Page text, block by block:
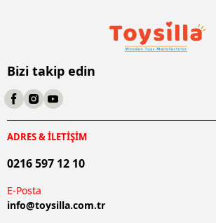
Bizi takip edin
ADRES & İLETİŞİM
0216 597 12 10
E-Posta
info@toysilla.com.tr